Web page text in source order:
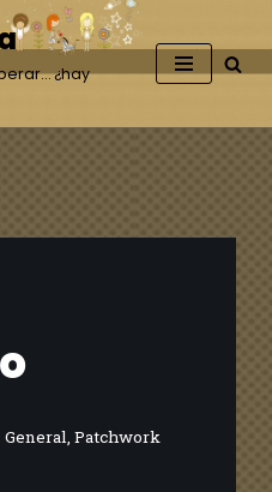
¿hay
General Patchwork